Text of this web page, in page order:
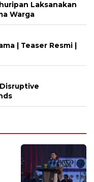
Laksanakan
Warga
| Teaser Resmi |